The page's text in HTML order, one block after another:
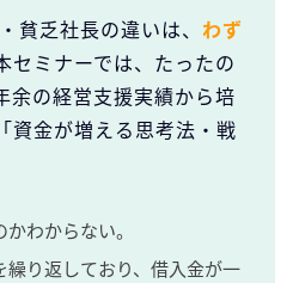
乏社長の違いは、 わず
セミナーでは、たったの
余の経営支援実績から培
資金が増える思考法・戦
わからない。
り返しており、借入金が一